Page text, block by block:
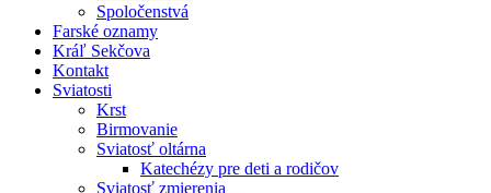
Spoločenstvá
Farské oznamy
Kráľ Sekčova
Kontakt
Sviatosti
Krst
Birmovanie
Sviatosť oltárna
Katechézy pre deti a rodičov
Sviatosť zmierenia